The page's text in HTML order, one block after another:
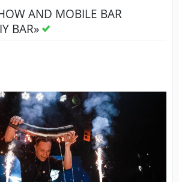
AND MOBILE BAR
BAR»